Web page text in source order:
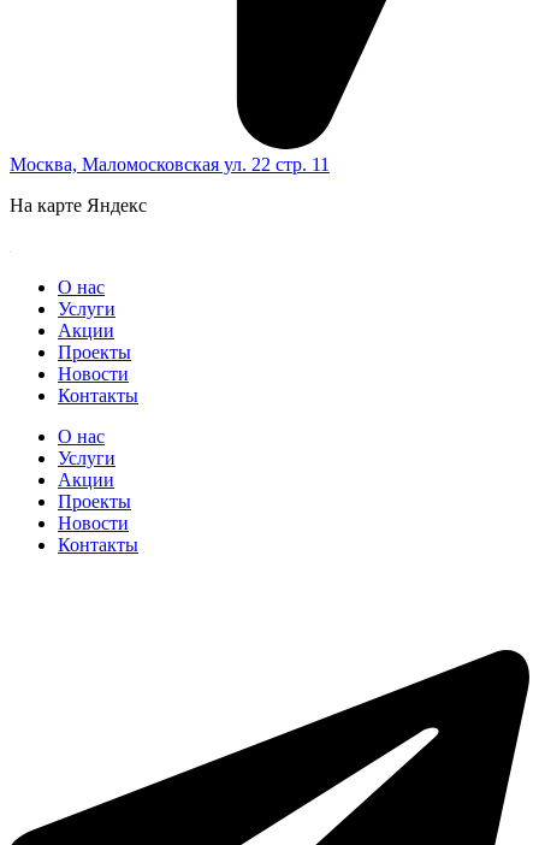
Москва, Маломосковская ул. 22 стр. 11
На карте Яндекс
О нас
Услуги
Акции
Проекты
Новости
Контакты
О нас
Услуги
Акции
Проекты
Новости
Контакты